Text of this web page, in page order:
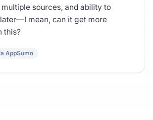
sources, and ability to
mean, can it get more
this?
AppSumo